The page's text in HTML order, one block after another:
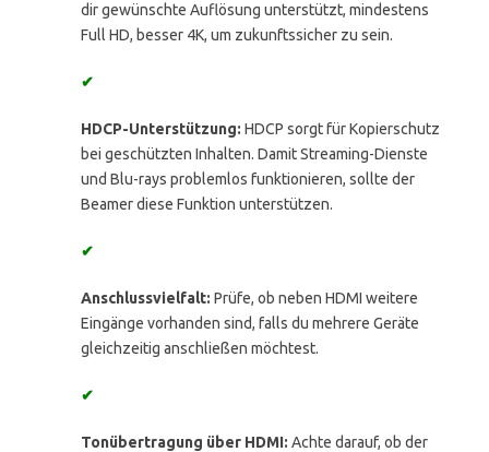
dir gewünschte Auflösung unterstützt, mindestens
Full HD, besser 4K, um zukunftssicher zu sein.
✔
HDCP-Unterstützung: HDCP sorgt für Kopierschutz
bei geschützten Inhalten. Damit Streaming-Dienste
und Blu-rays problemlos funktionieren, sollte der
Beamer diese Funktion unterstützen.
✔
Anschlussvielfalt: Prüfe, ob neben HDMI weitere
Eingänge vorhanden sind, falls du mehrere Geräte
gleichzeitig anschließen möchtest.
✔
Tonübertragung über HDMI: Achte darauf, ob der